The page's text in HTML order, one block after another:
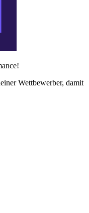
Wettbewerber, damit